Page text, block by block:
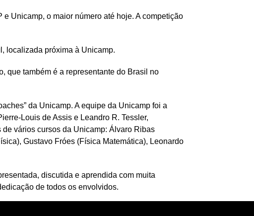
Unicamp, o maior número até hoje. A competição
localizada próxima à Unicamp.
que também é a representante do Brasil no
da Unicamp. A equipe da Unicamp foi a
Louis de Assis e Leandro R. Tessler,
vários cursos da Unicamp: Álvaro Ribas
Gustavo Fróes (Física Matemática), Leonardo
discutida e aprendida com muita
de todos os envolvidos.